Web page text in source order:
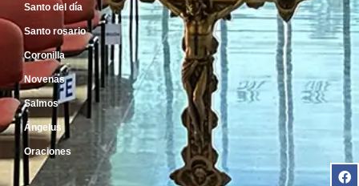
Santo del día
Santo rosario
Coronilla
Novenas
Salmos
Ángelus
Oraciones